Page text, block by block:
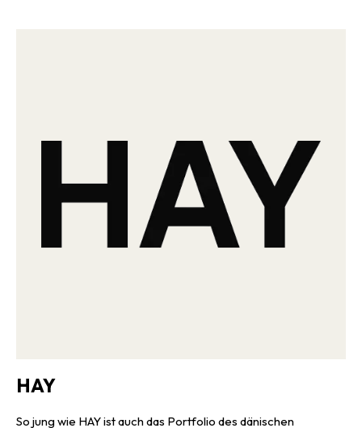
HAY
So jung wie HAY ist auch das Portfolio des dänischen